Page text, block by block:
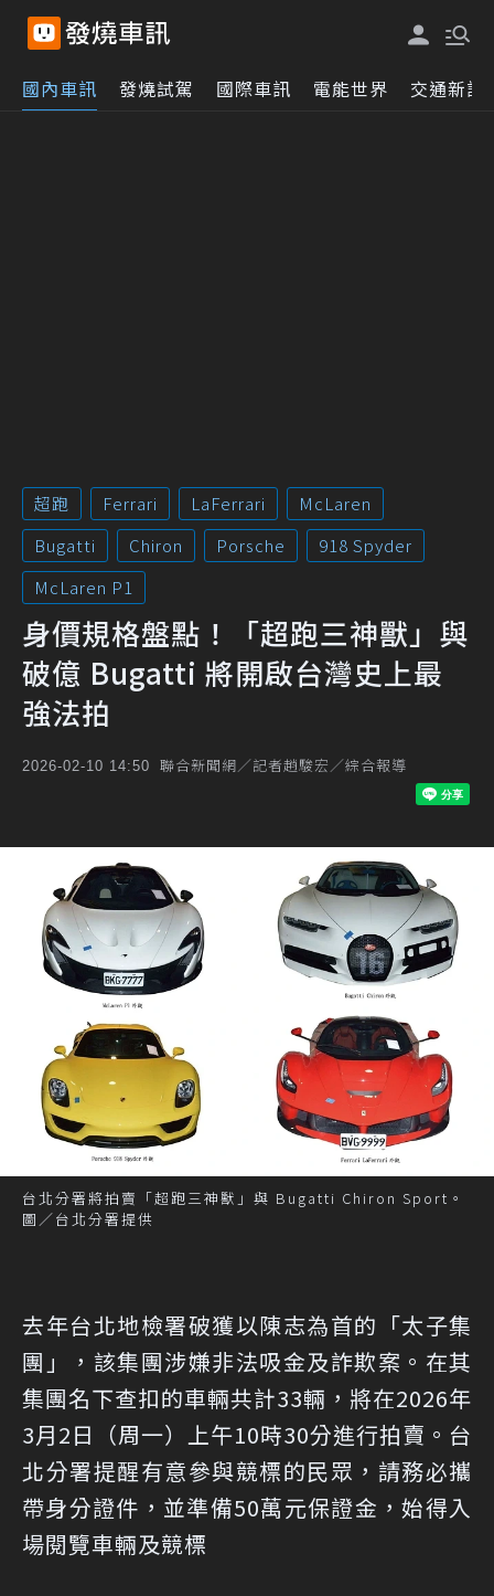
國內車訊 發燒試駕 國際車訊 電能世界 交通新訊
超跑 Ferrari LaFerrari
McLaren
Bugatti
Chiron Porsche
918 Spyder
McLaren P1
身價規格盤點！「超跑三神獸」與
破億 Bugatti 將開啟台灣史上最
強法拍
2026-02-10 14:50 聯合新聞網／記者趙駿宏／綜合報導
台北分署將拍賣「超跑三神獸」與 Bugatti Chiron Sport。
圖／台北分署提供
去年台北地檢署破獲以陳志為首的「太子集
團」，該集團涉嫌非法吸金及詐欺案。在其
集團名下查扣的車輛共計33輛，將在2026年
3月2日（周一）上午10時30分進行拍賣。台
北分署提醒有意參與競標的民眾，請務必攜
帶身分證件，並準備50萬元保證金，始得入
場閱覽車輛及競標